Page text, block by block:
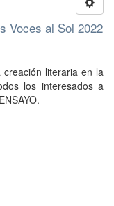
Voces al Sol 2022
literaria en la
los interesados a